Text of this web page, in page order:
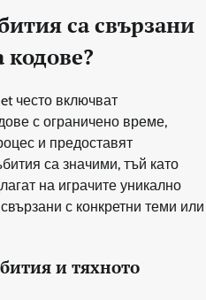
са свързани
кодове?
често включват
с ограничено време,
и предоставят
са значими, тъй като
на играчите уникално
с конкретни теми или
и тяхното